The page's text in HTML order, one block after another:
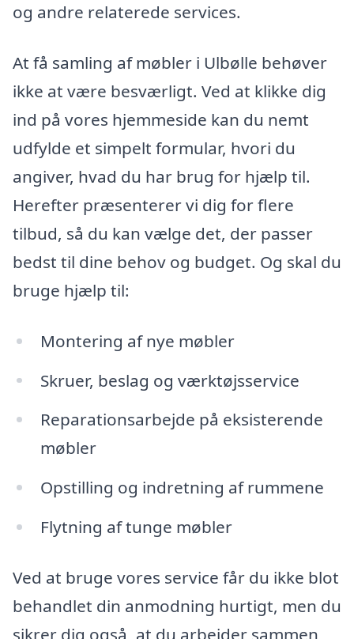
og andre relaterede services.
At få samling af møbler i Ulbølle behøver
ikke at være besværligt. Ved at klikke dig
ind på vores hjemmeside kan du nemt
udfylde et simpelt formular, hvori du
angiver, hvad du har brug for hjælp til.
Herefter præsenterer vi dig for flere
tilbud, så du kan vælge det, der passer
bedst til dine behov og budget. Og skal du
bruge hjælp til:
Montering af nye møbler
Skruer, beslag og værktøjsservice
Reparationsarbejde på eksisterende
møbler
Opstilling og indretning af rummene
Flytning af tunge møbler
Ved at bruge vores service får du ikke blot
behandlet din anmodning hurtigt, men du
sikrer dig også, at du arbejder sammen